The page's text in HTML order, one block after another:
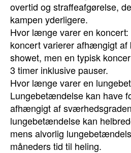
overtid og straffeafgørelse,
kampen yderligere.
Hvor længe varer en koncert:
koncert varierer afhængigt af
showet, men en typisk
3 timer inklusive pauser.
Hvor længe varer en
Lungebetændelse kan have
afhængigt af
lungebetændelse kan
mens alvorlig
måneders tid til heling.